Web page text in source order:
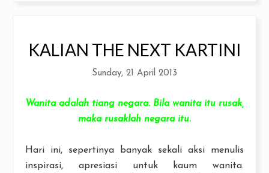
KALIAN THE NEXT KARTINI
Sunday, 21 April 2013
Wanita adalah tiang negara. Bila wanita itu rusak,
maka rusaklah negara itu.
Hari ini, sepertinya banyak sekali aksi menulis
inspirasi, apresiasi untuk kaum wanita.